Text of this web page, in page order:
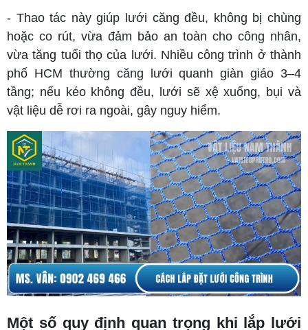
- Thao tác này giúp lưới căng đều, không bị chùng
hoặc co rút, vừa đảm bảo an toàn cho công nhân,
vừa tăng tuổi thọ của lưới. Nhiều công trình ở thành
phố HCM thường căng lưới quanh giàn giáo 3–4
tầng; nếu kéo không đều, lưới sẽ xệ xuống, bụi và
vật liệu dễ rơi ra ngoài, gây nguy hiểm.
Một số quy định quan trọng khi lắp lưới